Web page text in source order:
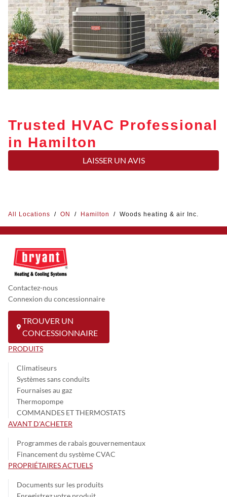
Trusted HVAC Professional
in Hamilton
LAISSER UN AVIS
All Locations / ON / Hamilton / Woods heating & air Inc.
Contactez-nous
Connexion du concessionnaire
TROUVER UN
CONCESSIONNAIRE
PRODUITS
Climatiseurs
Systèmes sans conduits
Fournaises au gaz
Thermopompe
COMMANDES ET THERMOSTATS
AVANT D'ACHETER
Programmes de rabais gouvernementaux
Financement du système CVAC
PROPRIÉTAIRES ACTUELS
Documents sur les produits